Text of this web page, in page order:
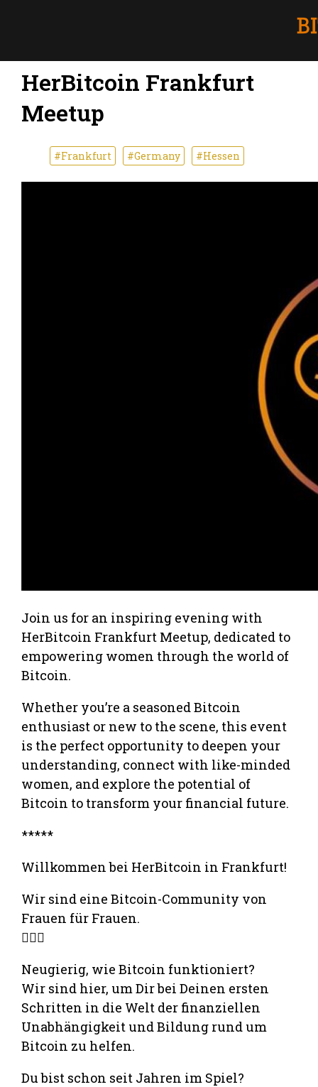
HerBitcoin Frankfurt
Meetup
#Frankfurt #Germany #Hessen
Join us for an inspiring evening with
HerBitcoin Frankfurt Meetup, dedicated to
empowering women through the world of
Bitcoin.
Whether you’re a seasoned Bitcoin
enthusiast or new to the scene, this event
is the perfect opportunity to deepen your
understanding, connect with like-minded
women, and explore the potential of
Bitcoin to transform your financial future.
*****
Willkommen bei HerBitcoin in Frankfurt!
Wir sind eine Bitcoin-Community von
Frauen für Frauen.
🤝🏼‍♀️
Neugierig, wie Bitcoin funktioniert?
Wir sind hier, um Dir bei Deinen ersten
Schritten in die Welt der finanziellen
Unabhängigkeit und Bildung rund um
Bitcoin zu helfen.
Du bist schon seit Jahren im Spiel?